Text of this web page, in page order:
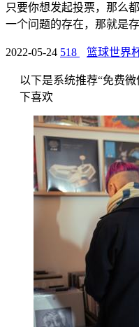
只要你想发起投票，那么
一个问题的存在，那就是
2022-05-24 518 篮球世界
以下是系统推荐“免费
下喜欢